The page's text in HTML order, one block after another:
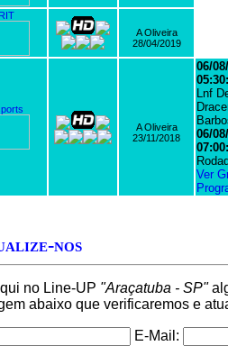
RIT
A Oliveira
28/04/2019
A Oliveira
23/11/2018
06/
Lnf
06/
Ver
nos
no Line-UP "Araçatuba - SP"
abaixo que verificaremos e
E-Mail: